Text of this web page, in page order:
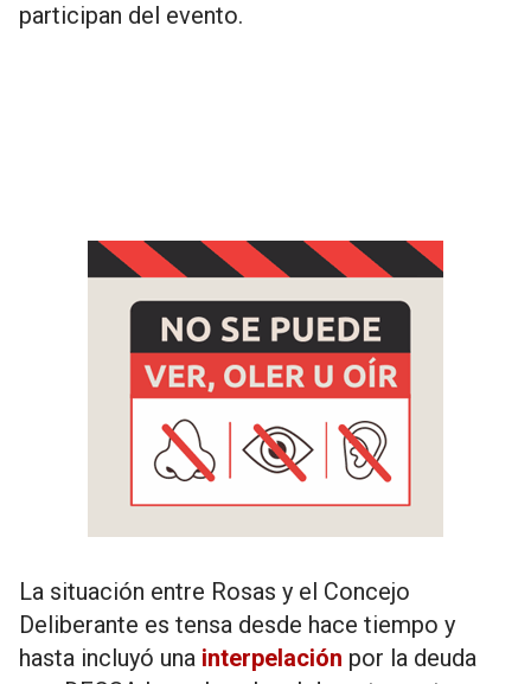
participan del evento.
La situación entre Rosas y el Concejo
Deliberante es tensa desde hace tiempo y
hasta incluyó una interpelación por la deuda